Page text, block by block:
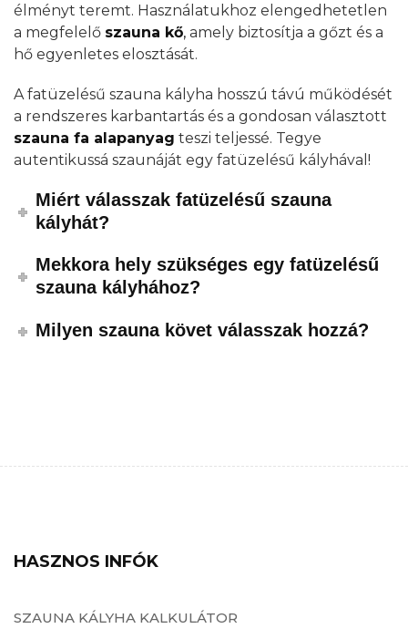
élményt teremt. Használatukhoz elengedhetetlen
a megfelelő szauna kő, amely biztosítja a gőzt és a
hő egyenletes elosztását.
A fatüzelésű szauna kályha hosszú távú működését
a rendszeres karbantartás és a gondosan választott
szauna fa alapanyag teszi teljessé. Tegye
autentikussá szaunáját egy fatüzelésű kályhával!
Miért válasszak fatüzelésű szauna
kályhát?
Mekkora hely szükséges egy fatüzelésű
szauna kályhához?
Milyen szauna követ válasszak hozzá?
HASZNOS INFÓK
SZAUNA KÁLYHA KALKULÁTOR